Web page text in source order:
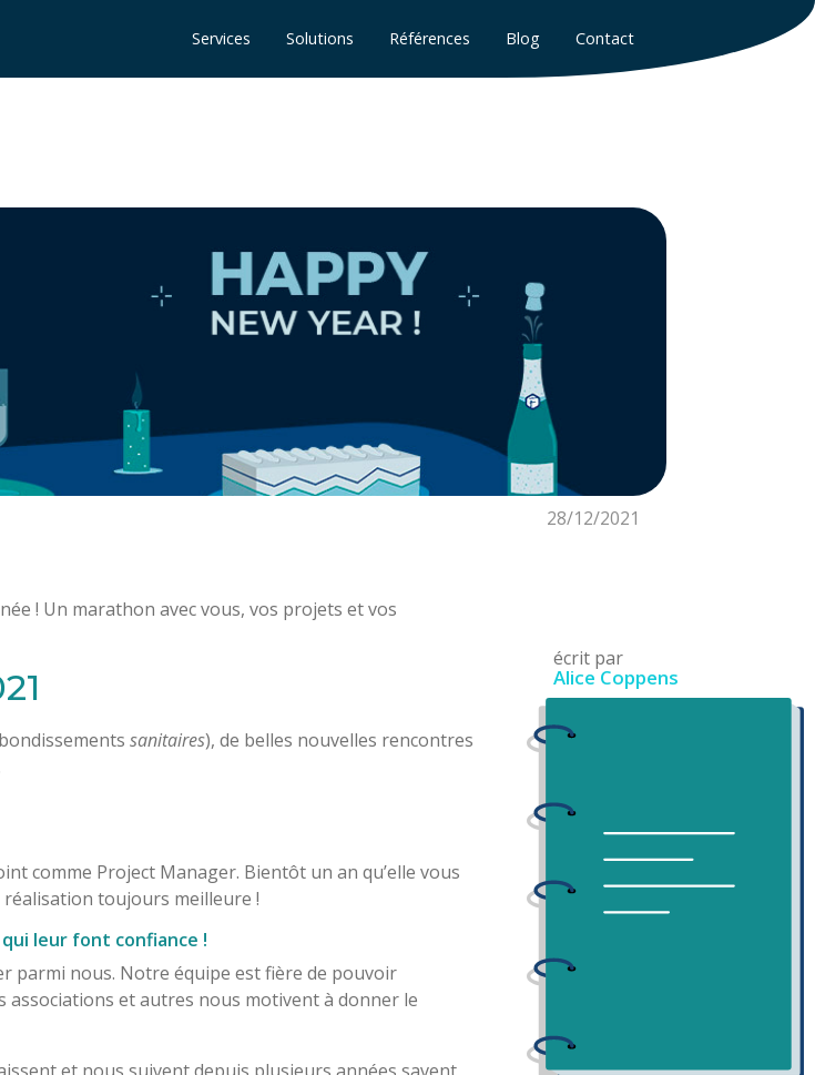
Services Solutions Références Blog Contact
28/12/2021
! Un marathon avec vous, vos projets et vos
sanitaires), de belles nouvelles rencontres
comme Project Manager. Bientôt un an qu’elle vous
toujours meilleure !
leur font confiance !
parmi nous. Notre équipe est fière de pouvoir
associations et autres nous motivent à donner le
écrit par
Alice Coppens